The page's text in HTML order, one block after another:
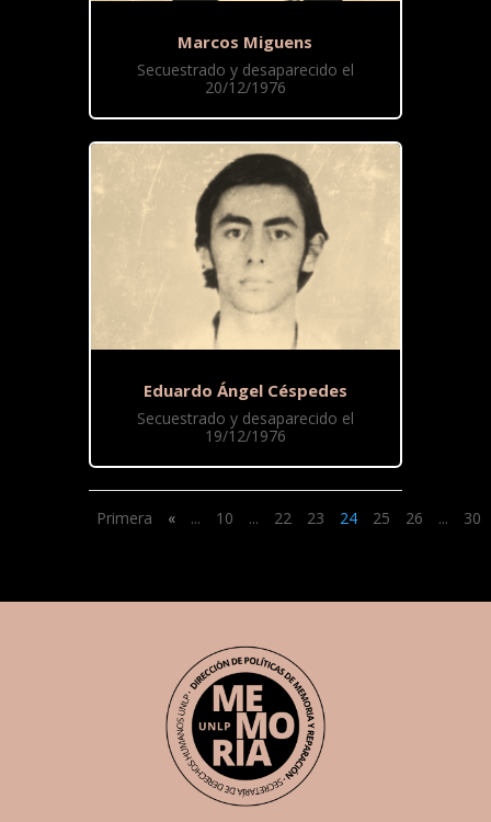
Marcos Miguens
Secuestrado y desaparecido el
20/12/1976
Eduardo Ángel Céspedes
Secuestrado y desaparecido el
19/12/1976
Primera « ... 10 ... 22 23 24 25 26 ... 30